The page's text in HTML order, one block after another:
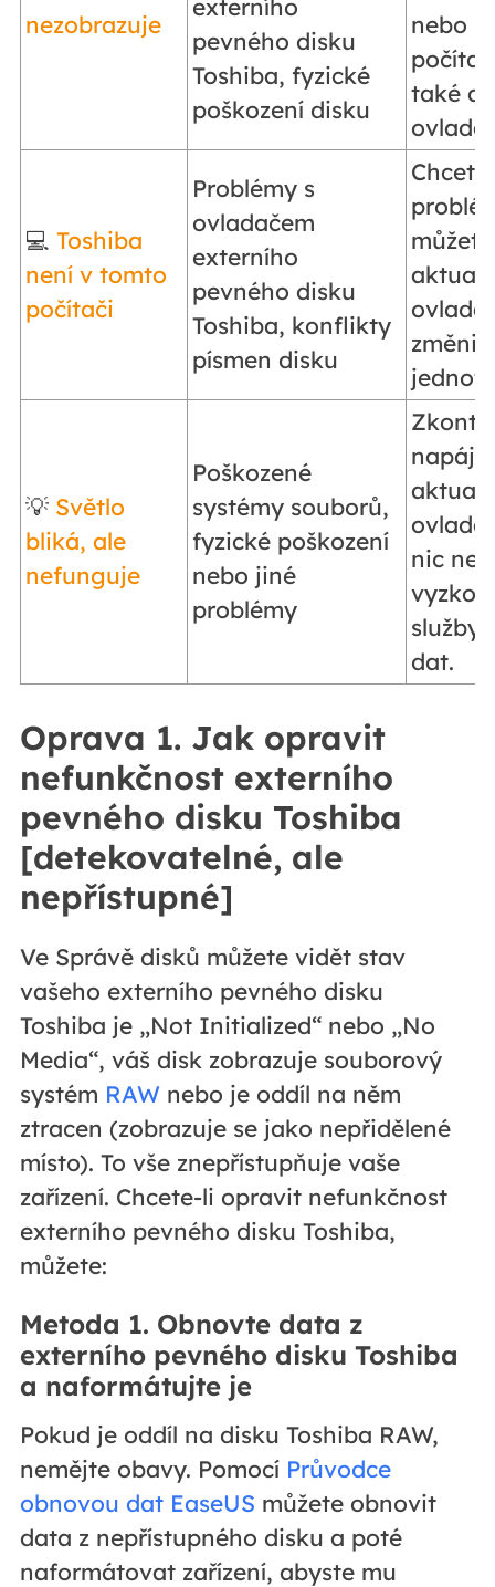
nezobrazuje
externího
pevného disku
Toshiba, fyzické
poškození disku
nebo
také
💻Toshiba
není v tomto
počítači
Problémy s
ovladačem
externího
pevného disku
Toshiba, konflikty
písmen disku
můžete
změnit
💡 Světlo
bliká, ale
nefunguje
Poškozené
systémy souborů,
fyzické poškození
nebo jiné
problémy
nic
služby
dat.
Oprava 1. Jak opravit
nefunkčnost externího
pevného disku Toshiba
[detekovatelné, ale
nepřístupné]
Ve Správě disků můžete vidět stav
vašeho externího pevného disku
Toshiba je „Not Initialized“ nebo „No
Media“, váš disk zobrazuje souborový
systém RAWnebo je oddíl na něm
ztracen (zobrazuje se jako nepřidělené
místo). To vše znepřístupňuje vaše
zařízení. Chcete-li opravit nefunkčnost
externího pevného disku Toshiba,
můžete:
Metoda 1. Obnovte data z
externího pevného disku Toshiba
a naformátujte je
Pokud je oddíl na disku Toshiba RAW,
nemějte obavy. Pomocí Průvodce
obnovou dat EaseUS můžete obnovit
data z nepřístupného disku a poté
naformátovat zařízení, abyste mu